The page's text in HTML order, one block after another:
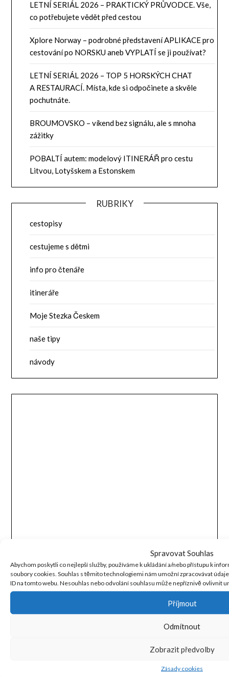
Spravovat Souhlas
Abychom poskytli co nejlepší služby, používáme k ukládání a/nebo přístupu k
soubory cookies. Souhlas s těmito technologiemi nám umožní zpracovávat
ID na tomto webu. Nesouhlas nebo odvolání souhlasu může nepříznivě ovlivnit
Příjmout
Odmítnout
Zobrazit předvolby
Zásady cookies
LETNÍ SERIÁL 2026 – PRAKTICKÝ PRŮVODCE. Vše,
co potřebujete vědět před cestou
Xplore Norway – podrobné představení APLIKACE pro
cestování po NORSKU aneb VYPLATÍ se ji používat?
LETNÍ SERIÁL 2026 – TOP 5 HORSKÝCH CHAT
A RESTAURACÍ. Místa, kde si odpočinete a skvěle
pochutnáte.
BROUMOVSKO – víkend bez signálu, ale s mnoha
zážitky
POBALTÍ autem: modelový ITINERÁŘ pro cestu
Litvou, Lotyšskem a Estonskem
RUBRIKY
cestopisy
cestujeme s dětmi
info pro čtenáře
itineráře
Moje Stezka Českem
naše tipy
návody
POSLEDNÍ KOMENTÁŘE
LITVA jako vstupní BRÁNA do Pobaltí
🌟Vánoční kouzlo v Helsinkách: Tvůj
trhy na Senátním náměstí i v blízkém okolí